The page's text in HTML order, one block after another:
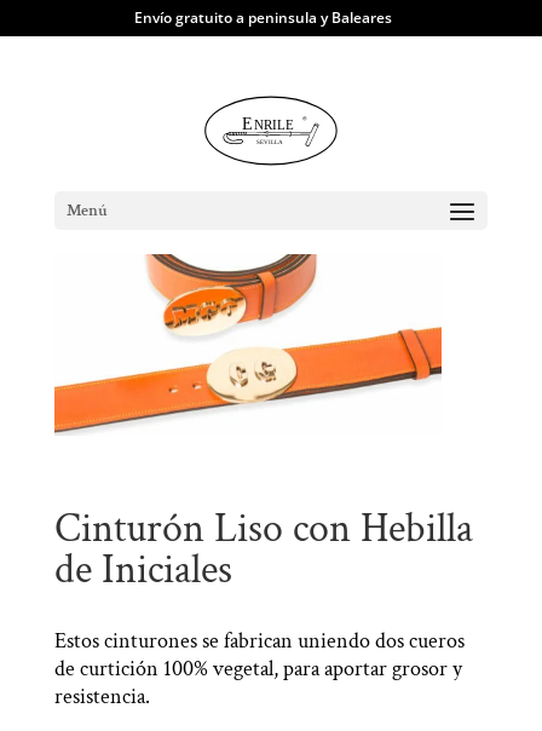
Envío gratuito a peninsula y Baleares
Menú
Hebilla de Iniciales
Cinturón Liso con Hebilla
de Iniciales
Estos cinturones se fabrican uniendo dos cueros
de curtición 100% vegetal, para aportar grosor y
resistencia.